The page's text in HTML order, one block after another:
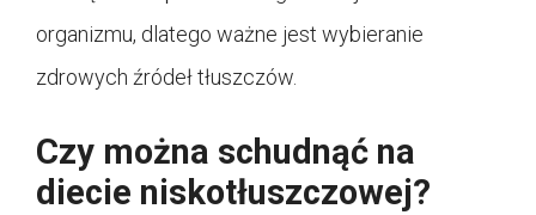
organizmu, dlatego ważne jest wybieranie
zdrowych źródeł tłuszczów.
Czy można schudnąć na
diecie niskotłuszczowej?